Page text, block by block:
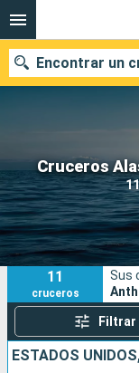
Cruceros
Encontrar un
Nuestros
Fecha de salida
Puertos
11
cruceros
Sus
Filtrar
ESTADOS